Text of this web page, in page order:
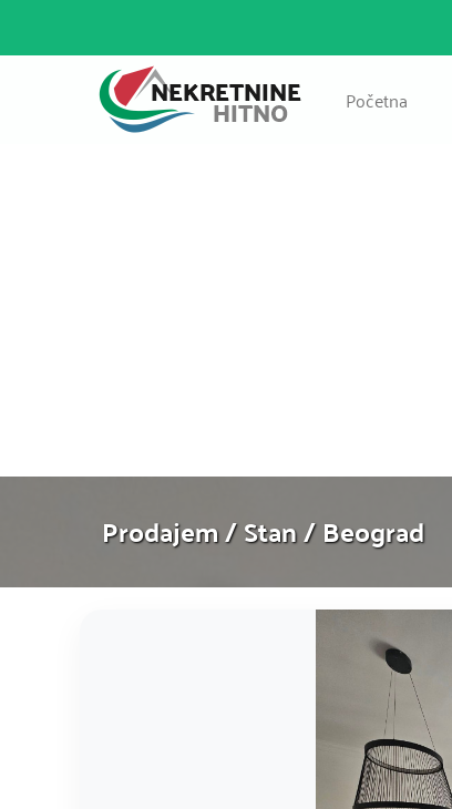
Početna
Prodajem / Stan / Beograd